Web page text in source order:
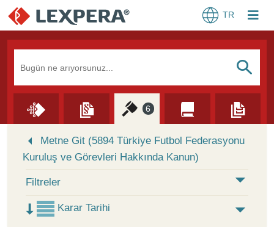
TR
S
6
Metne Git (5894 Türkiye Futbol Federasyonu
Kuruluş ve Görevleri Hakkında Kanun)
Filtreler
Karar Tarihi